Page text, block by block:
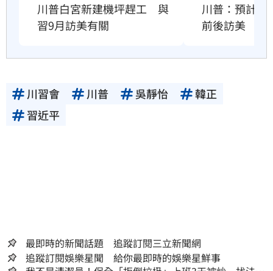
川普白宮新建機坪趕工　與
習9月訪美有關
川普：預計習
前後訪美
川習會 川普 吳靜怡
韓正
習近平
最即時的新聞話題 追蹤訂閱三立新聞網
追蹤訂閱娛樂星聞 給你最即時的娛樂星鮮事